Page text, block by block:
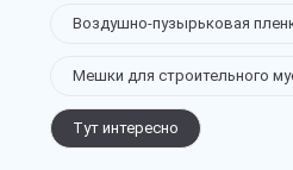
Воздушно-пузырьковая
Мешки для строительного
Тут интересно